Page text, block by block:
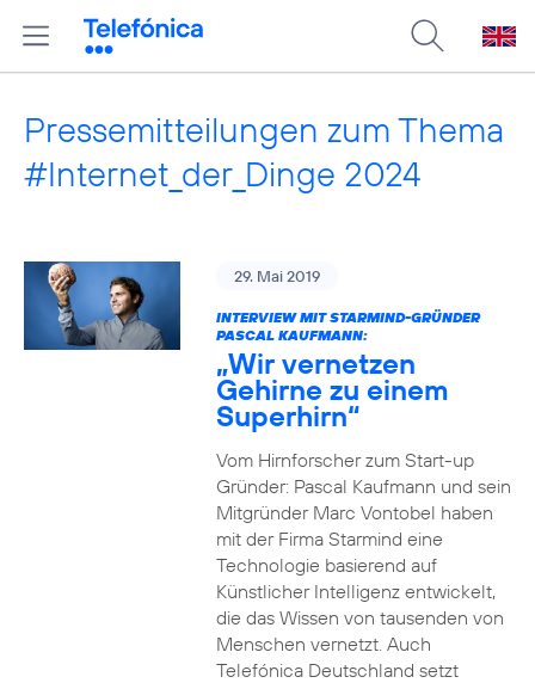
Pressemitteilungen zum Thema
#Internet_der_Dinge 2024
29. Mai 2019
INTERVIEW MIT STARMIND-GRÜNDER
PASCAL KAUFMANN:
„Wir vernetzen
Gehirne zu einem
Superhirn“
Vom Hirnforscher zum Start-up
Gründer: Pascal Kaufmann und sein
Mitgründer Marc Vontobel haben
mit der Firma Starmind eine
Technologie basierend auf
Künstlicher Intelligenz entwickelt,
die das Wissen von tausenden von
Menschen vernetzt. Auch
Telefónica Deutschland setzt